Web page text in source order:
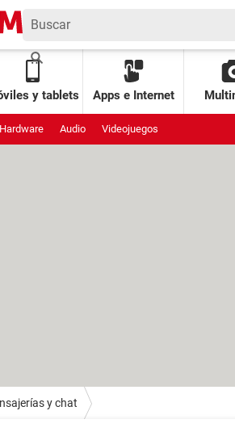
y tablets Apps e Internet
Hardware Audio Videojuegos
y chat